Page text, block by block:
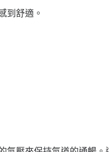
到舒適。